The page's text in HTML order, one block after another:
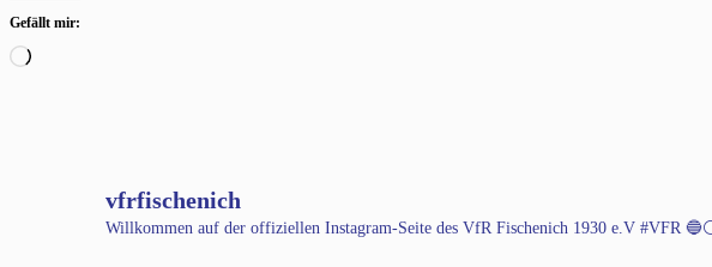
Gefällt mir:
Wird
vfrfischenich
Willkommen auf der offiziellen Instagram-Seite des VfR Fischenich 1930 e.V #VFR